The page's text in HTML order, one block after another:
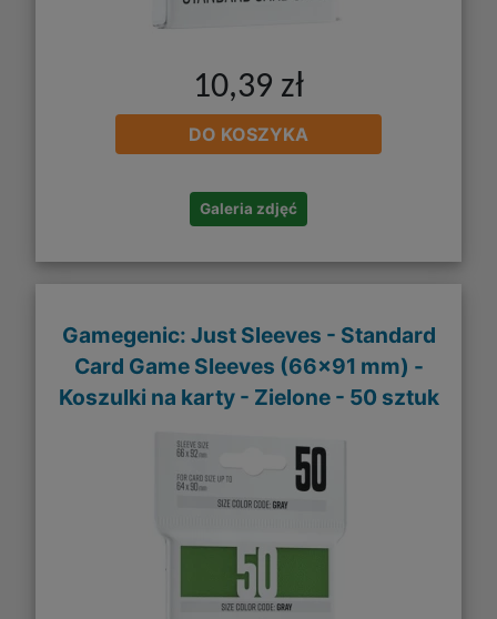
10,39 zł
DO KOSZYKA
Galeria zdjęć
Gamegenic: Just Sleeves - Standard
Card Game Sleeves (66x91 mm) -
Koszulki na karty - Zielone - 50 sztuk